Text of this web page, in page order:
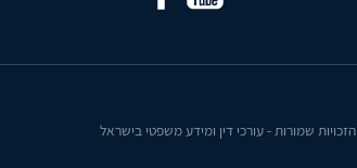
שמורות - עורכי דין ומידע משפטי בישראל